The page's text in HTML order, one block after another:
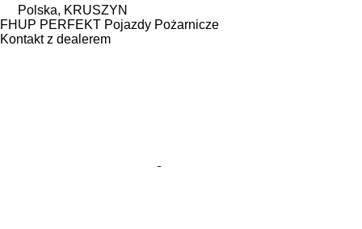
Polska, KRUSZYN
FHUP PERFEKT Pojazdy Pożarnicze
Kontakt z dealerem